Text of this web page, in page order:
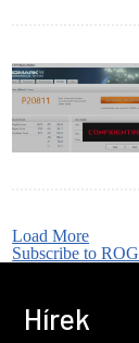
Load More
Subscribe to ROG
Hírek